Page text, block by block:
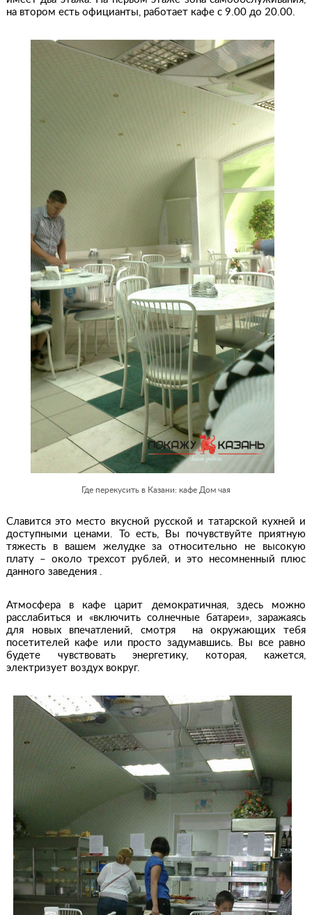
на втором есть официанты, работает кафе с 9.00 до 20.00.
Где перекусить в Казани: кафе Дом чая
Славится это место вкусной русской и татарской кухней и
доступными ценами. То есть, Вы почувствуйте приятную
тяжесть в вашем желудке за относительно не высокую
плату – около трехсот рублей, и это несомненный плюс
данного заведения .
Атмосфера в кафе царит демократичная, здесь можно
расслабиться и «включить солнечные батареи», заражаясь
для новых впечатлений, смотря на окружающих тебя
посетителей кафе или просто задумавшись. Вы все равно
будете чувствовать энергетику, которая, кажется,
электризует воздух вокруг.